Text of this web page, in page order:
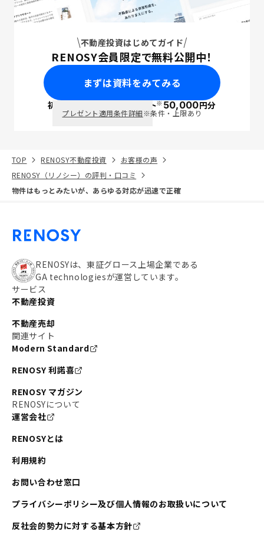
不動産投資はじめてガイド
RENOSY会員限定で無料公開中！
まずは資料をみてみる
初回面談で ポイント※50,000円分
プレゼント適用条件詳細※条件・上限あり
TOP RENOSY不動産投資
お客様の声
RENOSY（リノシー）の評判・口コミ
物件はもっとみたいが、あらゆる対応が迅速で正確
RENOSYは、東証グロース上場企業である
GA technologiesが運営しています。
サービス
不動産投資
不動産売却
関連サイト
Modern Standard
RENOSY 利諾喜
RENOSY マガジン
RENOSYについて
運営会社
RENOSYとは
利用規約
お問い合わせ窓口
プライバシーポリシー及び個人情報のお取扱いについて
反社会的勢力に対する基本方針